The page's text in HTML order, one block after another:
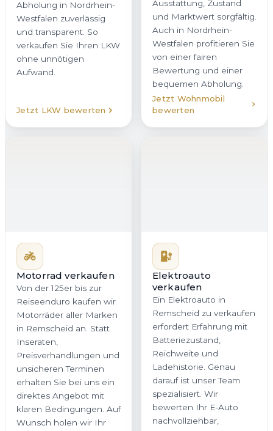
Jetzt LKW bewerten
bequemen Abholung.
Jetzt Wohnmobil
bewerten
in Remscheid an. Statt
Inseraten,
Preisverhandlungen und
unsicheren Terminen
Motorrad in Remscheid
erfordert Erfahrung mit
Batteriezustand,
Reichweite und
Ladehistorie. Genau
darauf ist unser Team
spezialisiert. Wir
bewerten Ihr E-Auto
nachvollziehbar,
marktorientiert und fair,
damit Sie in Nordrhein-
Westfalen ein
realistisches Angebot
ohne versteckte Abzüge
erhalten.